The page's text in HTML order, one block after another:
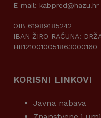
E-mail: kabpred@hazu.hr
OIB 61989185242
IBAN ŽIRO RAČUNA:
HR1210010051863000160
KORISNI LINKOVI
Javna nabava